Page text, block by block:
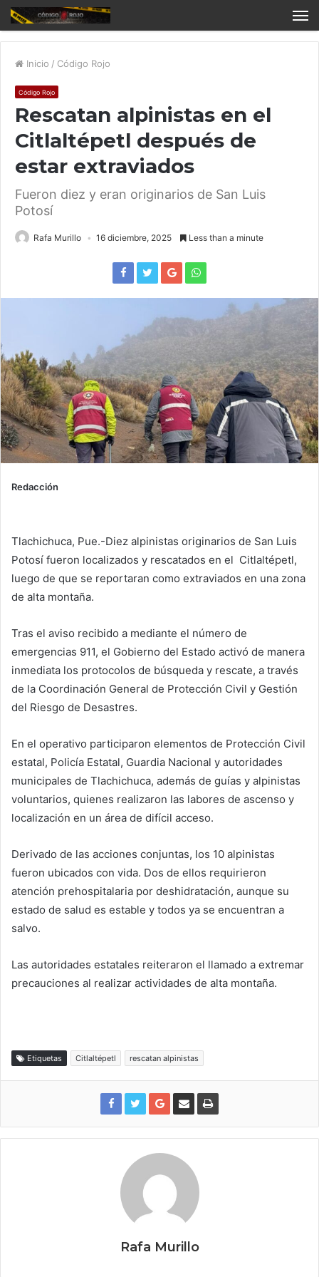
Inicio / Código Rojo
Código Rojo
Rescatan alpinistas en el
Citlaltépetl después de
estar extraviados
Fueron diez y eran originarios de San Luis
Potosí
Rafa Murillo 16 diciembre, 2025 Less than a minute
Redacción
Tlachichuca, Pue.-Diez alpinistas originarios de San Luis
Potosí fueron localizados y rescatados en el Citlaltépetl,
luego de que se reportaran como extraviados en una zona
de alta montaña.
Tras el aviso recibido a mediante el número de
emergencias 911, el Gobierno del Estado activó de manera
inmediata los protocolos de búsqueda y rescate, a través
de la Coordinación General de Protección Civil y Gestión
del Riesgo de Desastres.
En el operativo participaron elementos de Protección Civil
estatal, Policía Estatal, Guardia Nacional y autoridades
municipales de Tlachichuca, además de guías y alpinistas
voluntarios, quienes realizaron las labores de ascenso y
localización en un área de difícil acceso.
Derivado de las acciones conjuntas, los 10 alpinistas
fueron ubicados con vida. Dos de ellos requirieron
atención prehospitalaria por deshidratación, aunque su
estado de salud es estable y todos ya se encuentran a
salvo.
Las autoridades estatales reiteraron el llamado a extremar
precauciones al realizar actividades de alta montaña.
Etiquetas Citlaltépetl rescatan alpinistas
Rafa Murillo